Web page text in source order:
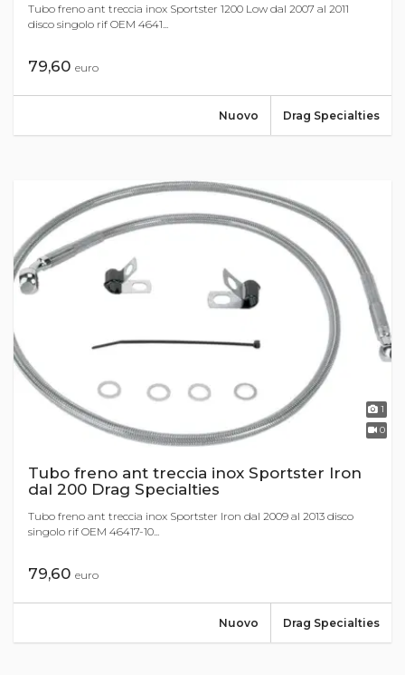
Tubo freno ant treccia inox Sportster 1200 Low dal 2007 al 2011
disco singolo rif OEM 4641...
79,60 euro
Drag Specialties
Nuovo
1
0
Tubo freno ant treccia inox Sportster Iron
dal 200 Drag Specialties
Tubo freno ant treccia inox Sportster Iron dal 2009 al 2013 disco
singolo rif OEM 46417-10...
79,60 euro
Drag Specialties
Nuovo